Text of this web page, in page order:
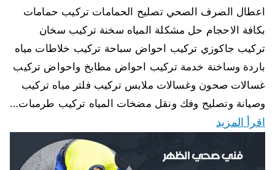
اعطال الصرف الصحي تصليح الحمامات تركيب حمامات
بكافة الاحجام حل مشكلة المياه سخنة تركيب سخان
تركيب جاكوزي تركيب احواض سباحة تركيب خلاطات مياه
باردة وساخنة خدمة تركيب احواض مطابخ واحواض تركيب
غسالات صحون وغسالات ملابس تركيب فلتر مياه تركيب
وصيانة وتصليح وفك ونقل مضخات المياه تركيب طرمبات…
اقرأ المزيد